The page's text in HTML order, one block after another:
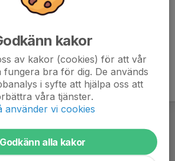
kakor
av kakor (cookies) för att vår
fungera bra för dig. De används
i syfte att hjälpa oss att
våra tjänster.
använder vi cookies
Godkänn alla kakor